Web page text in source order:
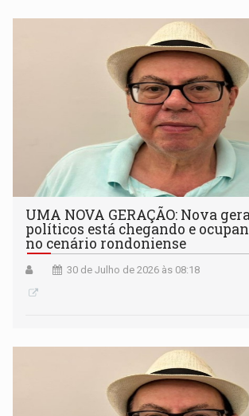
UMA NOVA GERAÇÃO: Nova
políticos está chegando e
no cenário rondoniense
30 de Julho de 2026 às 08:18